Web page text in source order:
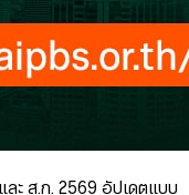
ะ ส.ก. 2569 อัปเดตแบบ